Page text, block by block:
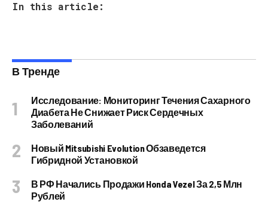
In this article:
В Тренде
Исследование: Мониторинг Течения Сахарного
Диабета Не Снижает Риск Сердечных
Заболеваний
Новый Mitsubishi Evolution Обзаведется
Гибридной Установкой
В РФ Начались Продажи Honda Vezel За 2,5 Млн
Рублей